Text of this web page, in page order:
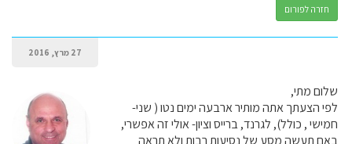
חזרה לפורום
27 מרץ, 2016
שלום מתי,
לפי הצעתך אתה מותיר ארבעה ימים נטו ( שני-
חמישי , כולל), לגרנד, ברייס וציון- אולי זה אפשרי,
באם תעשה מסע של נסיעות רבות ולא תראה